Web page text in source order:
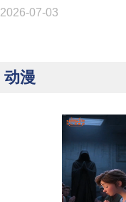
2026-07-03
动漫